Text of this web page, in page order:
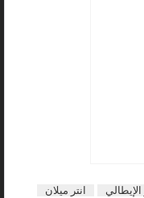
انتر ميلان